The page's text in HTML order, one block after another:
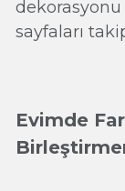
sayfaları
Evimde